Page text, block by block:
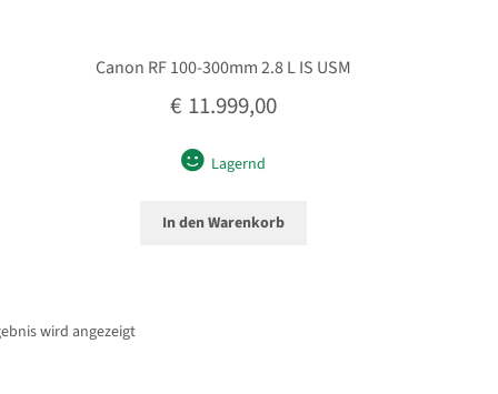
Canon RF 100-300mm 2.8 L IS USM
€ 11.999,00
Lagernd
In den Warenkorb
wird angezeigt